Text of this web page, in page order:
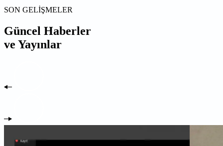
SON GELİŞMELER
Güncel Haberler
ve Yayınlar